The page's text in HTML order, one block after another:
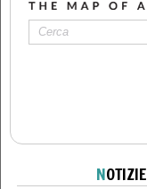
NOTIZIE